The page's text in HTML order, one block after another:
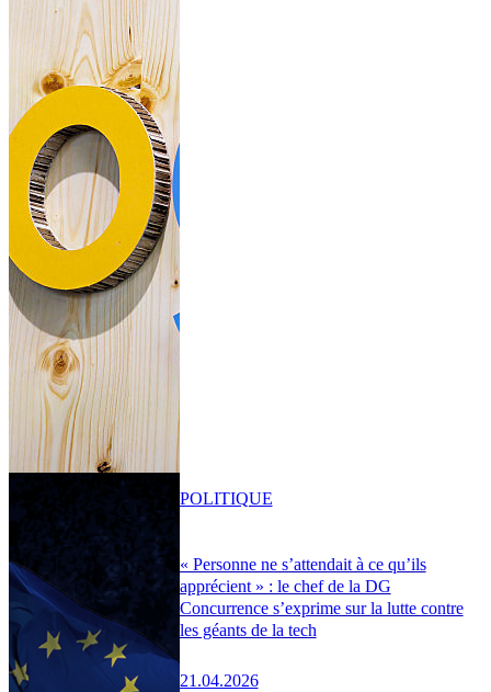
« Personne ne s’attendait à ce qu’ils
apprécient » : le chef de la DG
Concurrence s’exprime sur la lutte contre
les géants de la tech
21.04.2026
POLITIQUE